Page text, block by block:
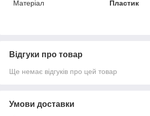
Матеріал
Пластик
Відгуки про товар
Ще немає відгуків про цей товар
Умови доставки